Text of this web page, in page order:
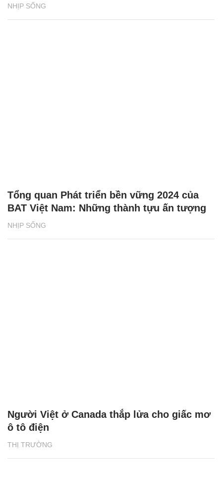
NHỊP SỐNG
NHỊP SỐNG
Tổng quan Phát triển bền vững 2024 của
BAT Việt Nam: Những thành tựu ấn tượng
THỊ TRƯỜNG
Người Việt ở Canada thắp lửa cho giấc mơ
ô tô điện